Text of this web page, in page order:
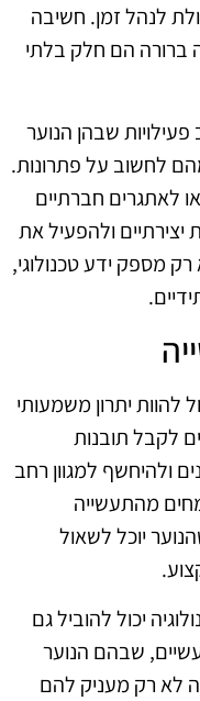
לנהל זמן. חשיבה
ברורה הם חלק בלתי
שבהן הנוער
לחשוב על פתרונות.
לאתגרים חברתיים
יצירתיים ולהפעיל את
מספק ידע טכנולוגי,
להוות יתרון משמעותי
לקבל תובנות
ולהיחשף למגוון רחב
מהתעשייה
יוכל לשאול
יכול להוביל גם
שבהם הנוער
לא רק מעניק להם